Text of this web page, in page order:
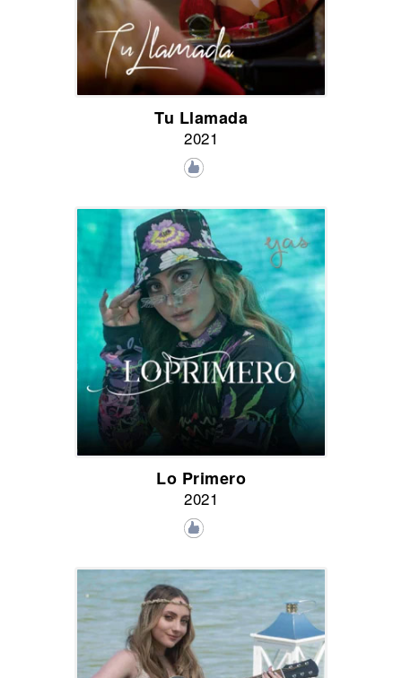
Tu Llamada
2021
Lo Primero
2021